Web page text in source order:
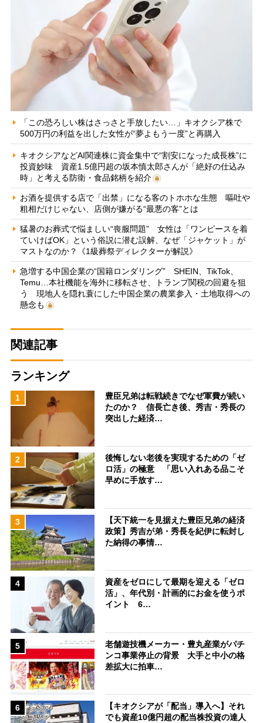
「この恐ろしい株はさっさと手放したい…」キオクシア株で
500万円の利益を出した女性が“夢よもう一度”と再購入
キオクシアなどAI関連株に資金集中で“割安になった成長株”に
投資妙味 資産1.5億円超の坂本慎太郎さんが「絶好の仕込み
時」と考える防衛・食品銘柄を紹介
お酒を提供する店で「出禁」になる客のトホホな生態 嘔吐や
粗相だけじゃない、店側が嫌がる“最悪の客”とは
猛暑のお葬式で悩ましい“喪服問題” 女性は「ワンピースを着
ていけばOK」という俗説に潜む誤解、なぜ「ジャケット」が
マストなのか？《1級葬祭ディレクターが解説》
急増する中国企業の“国籍ロンダリング” SHEIN、TikTok、
Temu…本社機能を海外に移転させ、トランプ関税の回避を狙
う 現地人を隠れ蓑にした中国企業の農業参入・土地取得への
懸念も
関連記事
ランキング
1
豊臣兄弟は転戦続きでなぜ軍費が続い
たのか？ 信長亡き後、秀吉・秀長の
突出した経済…
2
後悔しない老後を実現するための「ゼ
ロ活」の極意 「思い入れある品こそ
早めに手放す…
3
【天下統一を見据えた豊臣兄弟の経済
政策】秀吉が弟・秀長を紀伊に転封し
た納得の事情…
4
資産をゼロにして最期を迎える「ゼロ
活」、年代別・計画的にお金を使うポ
イント 6…
5
老舗遊技機メーカー・豊丸産業がパチ
ンコ事業停止の背景 大手と中小の格
差拡大に拍車…
6
【キオクシアが「配当」導入へ】それ
でも資産10億円超の配当株投資の達人